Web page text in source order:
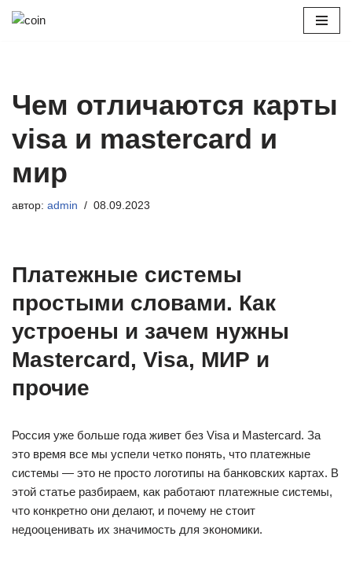
Чем отличаются карты
visa и mastercard и
мир
автор: admin 08.09.2023
Платежные системы
простыми словами. Как
устроены и зачем нужны
Mastercard, Visa, МИР и
прочие
Россия уже больше года живет без Visa и Mastercard. За
это время все мы успели четко понять, что платежные
системы — это не просто логотипы на банковских картах. В
этой статье разбираем, как работают платежные системы,
что конкретно они делают, и почему не стоит
недооценивать их значимость для экономики.